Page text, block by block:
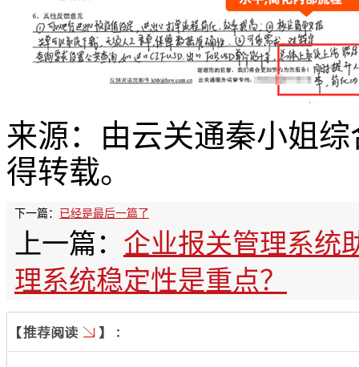
来源：由云关通秦小姐
得转载。
下一篇： 已经是最后一篇了
上一篇： 企业报关管理系统
理系统稳定性是重点？